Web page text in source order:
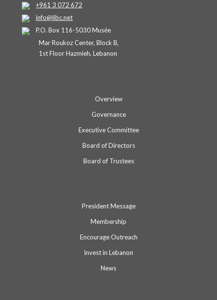
+961 3 072 672
info@libc.net
P.O. Box 116-5030 Musée
Mar Roukoz Center, Block B,
1st Floor Hazmieh, Lebanon
Overview
Governance
Executive Committee
Board of Directors
Board of Trustees
President Message
Membership
Encourage Outreach
Invest in Lebanon
News